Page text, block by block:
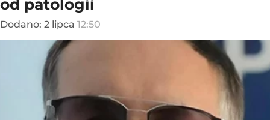
od patologii
Dodano: 2 lipca 12:50